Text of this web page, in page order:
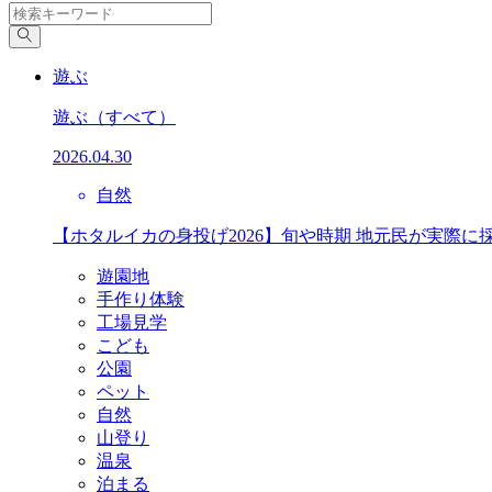
遊ぶ
遊ぶ （すべて）
2026.04.30
自然
【ホタルイカの身投げ2026】旬や時期 地元民が実際に
遊園地
手作り体験
工場見学
こども
公園
ペット
自然
山登り
温泉
泊まる